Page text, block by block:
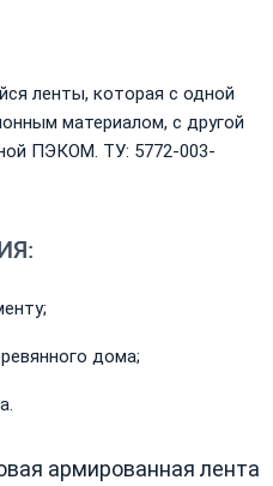
ленты, которая с одной
материалом, с другой
ПЭКОМ. ТУ: 5772-003-
дома;
армированная лента